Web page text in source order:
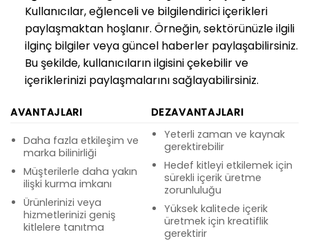
Kullanıcılar, eğlenceli ve bilgilendirici içerikleri
paylaşmaktan hoşlanır. Örneğin, sektörünüzle ilgili
ilginç bilgiler veya güncel haberler paylaşabilirsiniz.
Bu şekilde, kullanıcıların ilgisini çekebilir ve
içeriklerinizi paylaşmalarını sağlayabilirsiniz.
AVANTAJLARI DEZAVANTAJLARI
Daha fazla etkileşim ve
marka bilinirliği
Müşterilerle daha yakın
ilişki kurma imkanı
Ürünlerinizi veya
hizmetlerinizi geniş
kitlelere tanıtma
Yeterli zaman ve kaynak
gerektirebilir
Hedef kitleyi etkilemek için
sürekli içerik üretme
zorunluluğu
Yüksek kalitede içerik
üretmek için kreatiflik
gerektirir